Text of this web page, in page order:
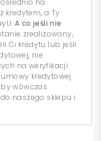
na
kredytem, a Ty
A co jeśli nie
zrealizowany,
Ci kredytu lub jeśli
nie
na weryfikacji
kredytowej
wówczas
naszego sklepu i